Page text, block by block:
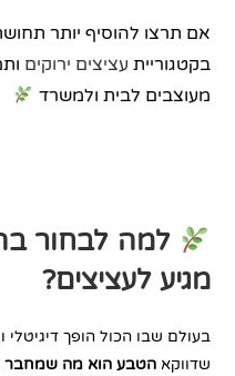
אם תרצו להוסיף יותר
בקטגוריית עציצים ירוקים
מעוצבים לבית ולמשרד
למה לבחור
מגיע לעציצים?
בעולם שבו הכול הופך דיגיטלי
שדווקאהטבע הוא מה שמחבר